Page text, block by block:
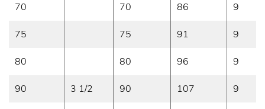
70 70 86 9
75 75 91 9
80 80 96 9
90 3 1/2 90 107 9